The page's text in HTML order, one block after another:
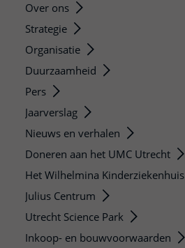
Over ons
Strategie
Organisatie
Duurzaamheid
Pers
Jaarverslag
Nieuws en verhalen
Doneren aan het UMC Utrecht
Het Wilhelmina Kinderziekenhuis
Julius Centrum
Utrecht Science Park
Inkoop- en bouwvoorwaarden